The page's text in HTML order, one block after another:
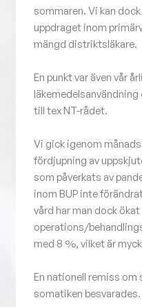
sommaren. Vi kan
uppdraget inom
mängd distriktsläkare.
En punkt var även vår
till tex NT-rådet.
Vi gick igenom
fördjupning av
som påverkats av
inom BUP inte
vård har man dock ökat
operations/
med 8 %, vilket är
En nationell remiss
somatiken besvarades.